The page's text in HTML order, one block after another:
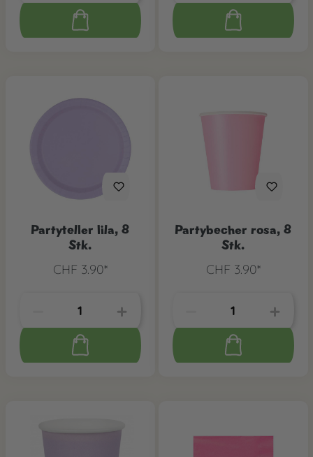
Partyteller lila, 8
Stk.
CHF 3.90*
Partybecher rosa, 8
Stk.
CHF 3.90*